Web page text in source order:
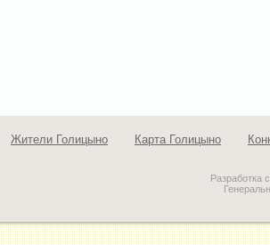
Жители Голицыно Карта Голицыно
Разработка